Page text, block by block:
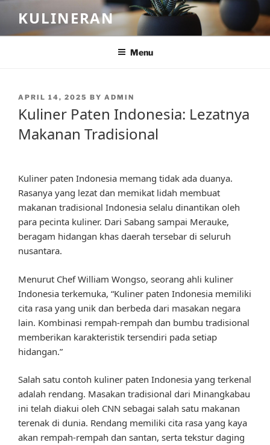
content
KULINERAN
Menu
POSTED
APRIL 14, 2025 BY ADMIN
Kuliner Paten Indonesia: Lezatnya
Makanan Tradisional
Kuliner paten Indonesia memang tidak ada duanya.
Rasanya yang lezat dan memikat lidah membuat
makanan tradisional Indonesia selalu dinantikan oleh
para pecinta kuliner. Dari Sabang sampai Merauke,
beragam hidangan khas daerah tersebar di seluruh
nusantara.
Menurut Chef William Wongso, seorang ahli kuliner
Indonesia terkemuka, “Kuliner paten Indonesia memiliki
cita rasa yang unik dan berbeda dari masakan negara
lain. Kombinasi rempah-rempah dan bumbu tradisional
memberikan karakteristik tersendiri pada setiap
hidangan.”
Salah satu contoh kuliner paten Indonesia yang terkenal
adalah rendang. Masakan tradisional dari Minangkabau
ini telah diakui oleh CNN sebagai salah satu makanan
terenak di dunia. Rendang memiliki cita rasa yang kaya
akan rempah-rempah dan santan, serta tekstur daging